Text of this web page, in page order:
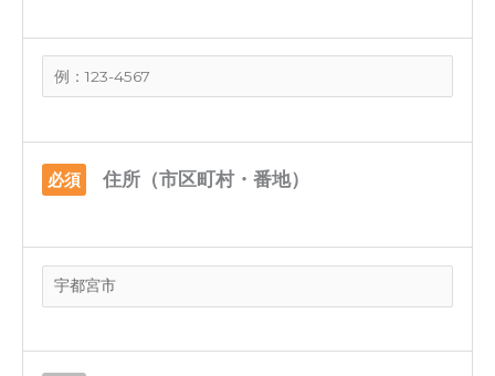
必須 住所（市区町村・番地）